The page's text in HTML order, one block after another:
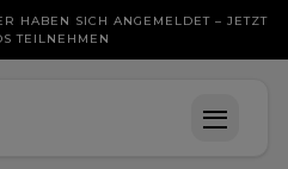
HABEN SICH ANGEMELDET – JETZT
TEILNEHMEN